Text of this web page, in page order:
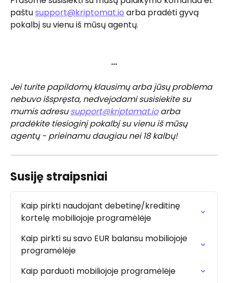
paštu support@kriptomat.io arba pradėti gyvą
pokalbį su vienu iš mūsų agentų.
…
Jei turite papildomų klausimų arba jūsų problema
nebuvo išspręsta, nedvejodami susisiekite su
mumis adresu support@kriptomat.io arba
pradėkite tiesioginį pokalbį su vienu iš mūsų
agentų - prieinamu daugiau nei 18 kalbų!
Susiję straipsniai
Kaip pirkti naudojant debetinę/kreditinę
kortelę mobiliojoje programėlėje
Kaip pirkti su savo EUR balansu mobiliojoje
programėlėje
Kaip parduoti mobiliojoje programėlėje